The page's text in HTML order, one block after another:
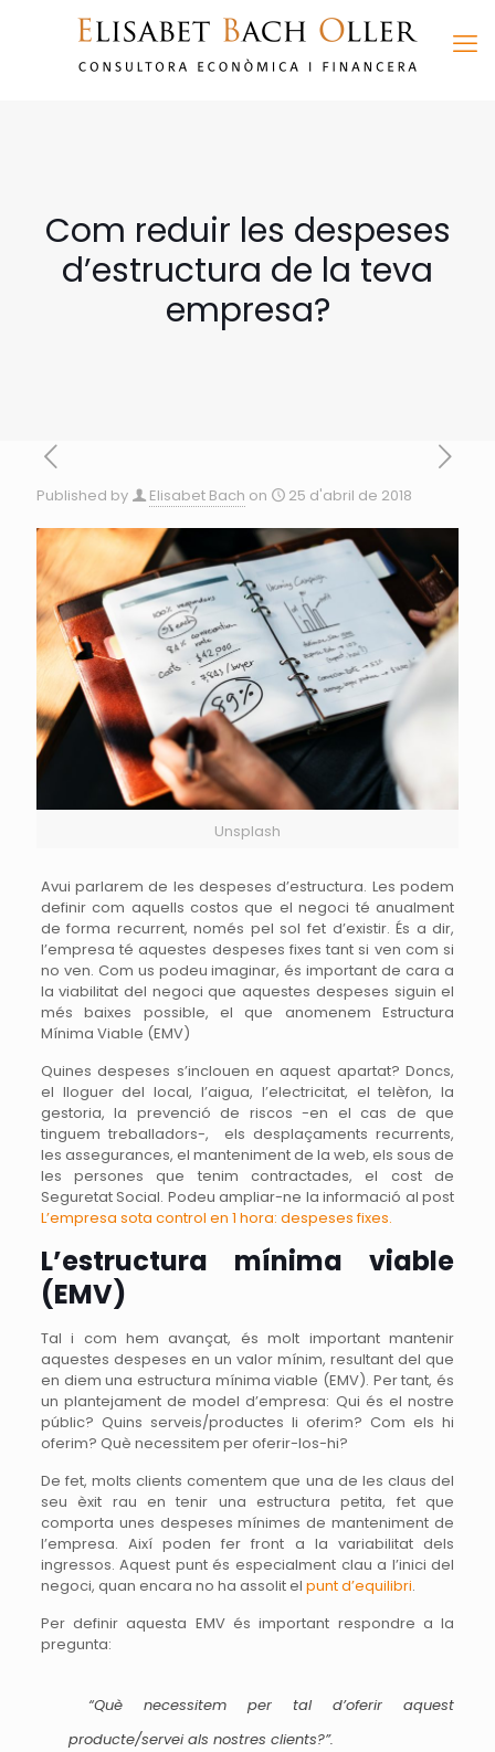
Com reduir les despeses
d’estructura de la teva
empresa?
Published by Elisabet Bach on 25 d'abril de 2018
Unsplash
Avui parlarem de les despeses d’estructura. Les podem
definir com aquells costos que el negoci té anualment
de forma recurrent, només pel sol fet d’existir. És a dir,
l’empresa té aquestes despeses fixes tant si ven com si
no ven. Com us podeu imaginar, és important de cara a
la viabilitat del negoci que aquestes despeses siguin el
més baixes possible, el que anomenem Estructura
Mínima Viable (EMV)
Quines despeses s’inclouen en aquest apartat? Doncs,
el lloguer del local, l’aigua, l’electricitat, el telèfon, la
gestoria, la prevenció de riscos -en el cas de que
tinguem treballadors-, els desplaçaments recurrents,
les assegurances, el manteniment de la web, els sous de
les persones que tenim contractades, el cost de
Seguretat Social. Podeu ampliar-ne la informació al post
L’empresa sota control en 1 hora: despeses fixes.
L’estructura mínima viable
(EMV)
Tal i com hem avançat, és molt important mantenir
aquestes despeses en un valor mínim, resultant del que
en diem una estructura mínima viable (EMV). Per tant, és
un plantejament de model d’empresa: Qui és el nostre
públic? Quins serveis/productes li oferim? Com els hi
oferim? Què necessitem per oferir-los-hi?
De fet, molts clients comentem que una de les claus del
seu èxit rau en tenir una estructura petita, fet que
comporta unes despeses mínimes de manteniment de
l’empresa. Així poden fer front a la variabilitat dels
ingressos. Aquest punt és especialment clau a l’inici del
negoci, quan encara no ha assolit el punt d’equilibri.
Per definir aquesta EMV és important respondre a la
pregunta:
“Què necessitem per tal d’oferir aquest
producte/servei als nostres clients?”.